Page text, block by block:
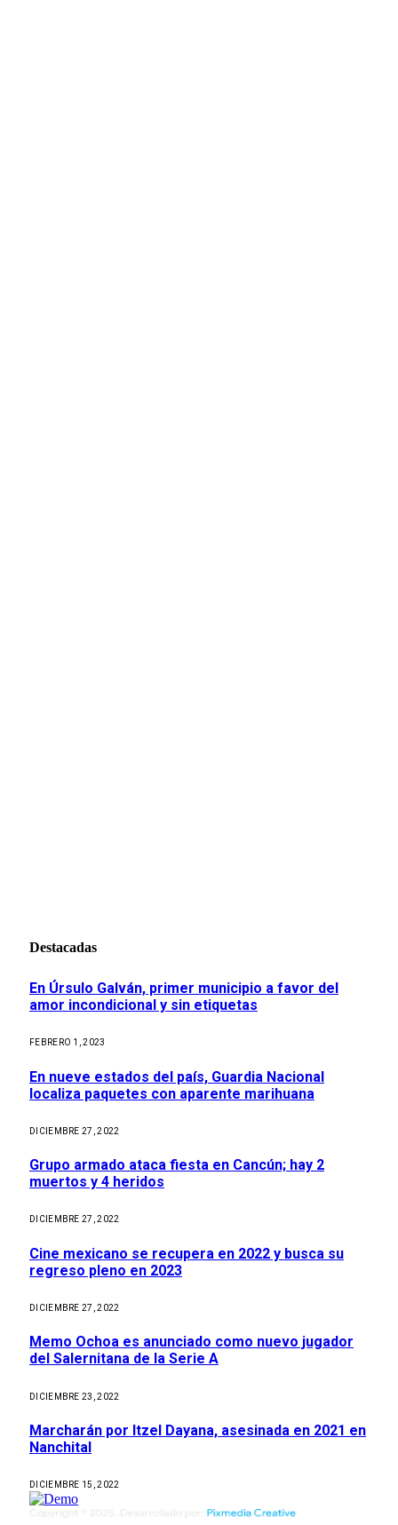
Destacadas
En Úrsulo Galván, primer municipio a favor del
amor incondicional y sin etiquetas
FEBRERO 1, 2023
En nueve estados del país, Guardia Nacional
localiza paquetes con aparente marihuana
DICIEMBRE 27, 2022
Grupo armado ataca fiesta en Cancún; hay 2
muertos y 4 heridos
DICIEMBRE 27, 2022
Cine mexicano se recupera en 2022 y busca su
regreso pleno en 2023
DICIEMBRE 27, 2022
Memo Ochoa es anunciado como nuevo jugador
del Salernitana de la Serie A
DICIEMBRE 23, 2022
Marcharán por Itzel Dayana, asesinada en 2021 en
Nanchital
DICIEMBRE 15, 2022